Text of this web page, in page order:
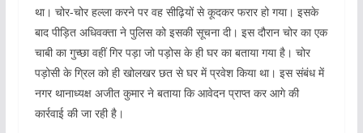
था। चोर-चोर हल्ला करने पर वह सीढ़ियों से कूदकर फरार हो गया। इसके
बाद पीड़ित अधिवक्ता ने पुलिस को इसकी सूचना दी। इस दौरान चोर का एक
चाबी का गुच्छा वहीं गिर पड़ा जो पड़ोस के ही घर का बताया गया है। चोर
पड़ोसी के ग्रिल को ही खोलखर छत से घर में प्रवेश किया था। इस संबंध में
नगर थानाध्यक्ष अजीत कुमार ने बताया कि आवेदन प्राप्त कर आगे की
कार्रवाई की जा रही है।